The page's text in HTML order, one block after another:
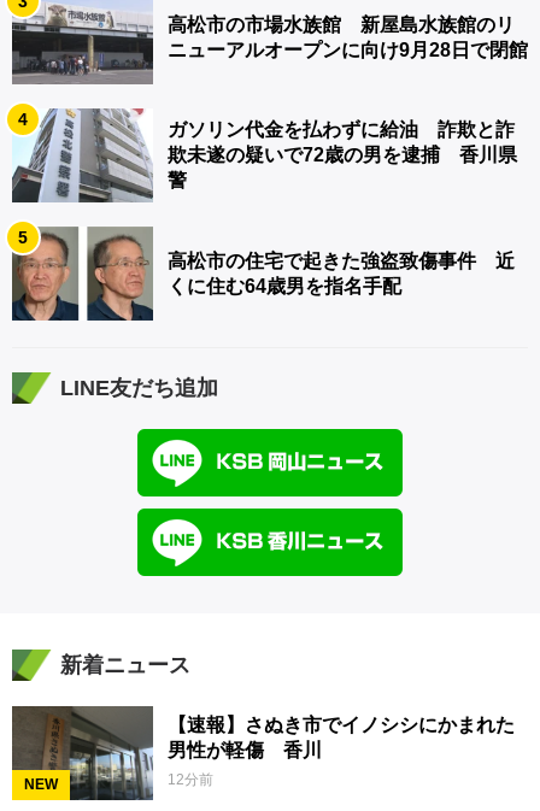
高松市の市場水族館 新屋島水族館のリ
ニューアルオープンに向け9月28日で閉館
4
ガソリン代金を払わずに給油 詐欺と詐
欺未遂の疑いで72歳の男を逮捕 香川県
警
5
高松市の住宅で起きた強盗致傷事件 近
くに住む64歳男を指名手配
LINE友だち追加
新着ニュース
NEW
【速報】さぬき市でイノシシにかまれた
男性が軽傷 香川
12分前